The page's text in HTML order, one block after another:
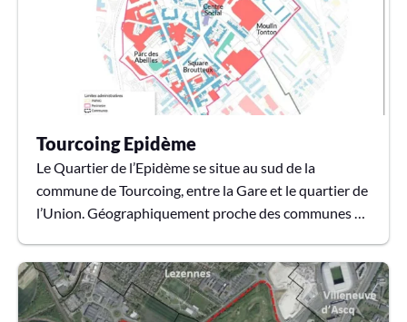
savoir + sur le projet▶ Les événements organisés
dans le cadre de la concertation.▶ Questions /...
Tourcoing Epidème
Le Quartier de l’Epidème se situe au sud de la
commune de Tourcoing, entre la Gare et le quartier de
l’Union. Géographiquement proche des communes de
voie ferrée qui le cadre au Nord et à l’Ouest mais aussi
par le canal au sud.Longtemps en marge des dyna...